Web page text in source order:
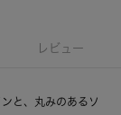
レビュー
と、丸みのあるソ